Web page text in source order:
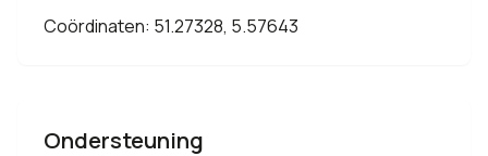
Coördinaten: 51.27328, 5.57643
Ondersteuning